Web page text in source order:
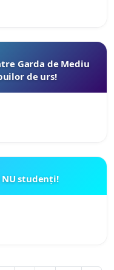
Garda de Mediu
de urs!
studenți!